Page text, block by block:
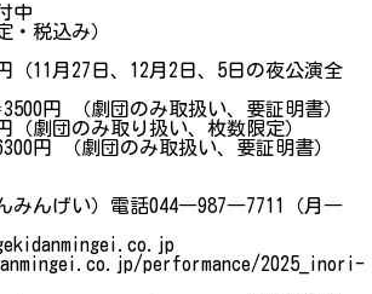
中
・税込み）
（11月27日、12月2日、5日の夜公演全
円 （劇団のみ取扱い、要証明書）
（劇団のみ取り扱い、枚数限定）
円 （劇団のみ取扱い、要証明書）
みんげい）電話044―987―7711（月―
performance/2025_inori-